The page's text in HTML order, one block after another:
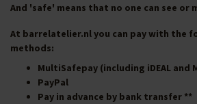
And 'safe' means that no one can see or
At barrelatelier.nl you can pay with the
methods:
MultiSafepay (including iDEAL and
PayPal
Pay in advance by bank transfer **